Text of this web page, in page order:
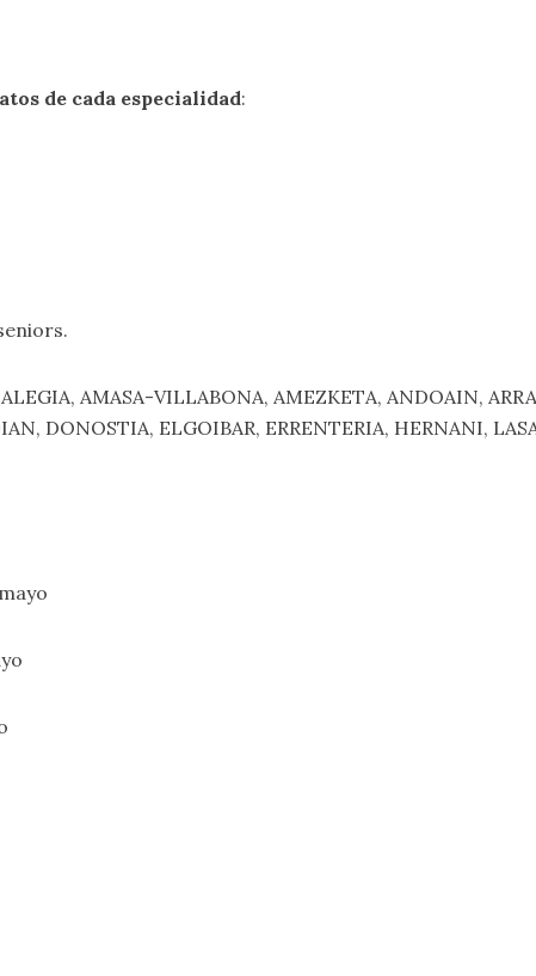
de cada especialidad:
AMASA-VILLABONA, AMEZKETA, ANDOAIN,
DONOSTIA, ELGOIBAR, ERRENTERIA, HERNANI,